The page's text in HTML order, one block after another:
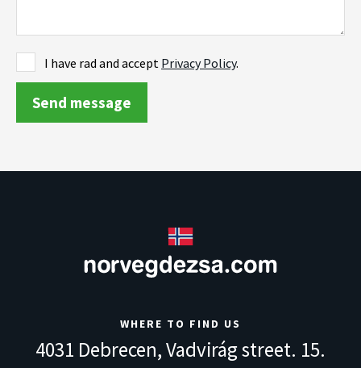
I have rad and accept Privacy Policy.
WHERE TO FIND US
4031 Debrecen,Vadvirág street. 15.